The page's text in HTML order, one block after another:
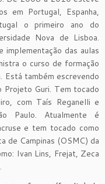
em Portugal, Espanha,
o primeiro ano do
Nova de Lisboa.
das aulas
o curso de formação
Está também escrevendo
Projeto Guri. Tem tocado
com Taís Reganelli e
Paulo. Atualmente é
e tem tocado como
de Campinas (OSMC) da
Ivan Lins, Frejat, Zeca